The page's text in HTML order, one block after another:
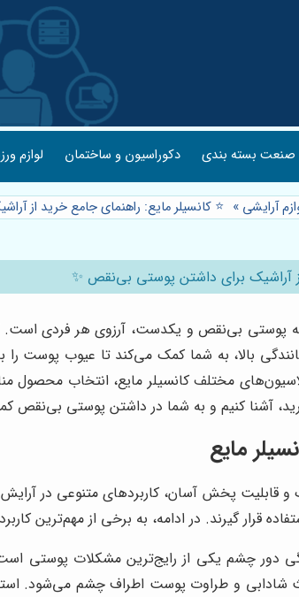
صنعت بسته بندی دکوراسیون و ساختمان لوازم
آرایشی » ⭐️ کانسیلر مایع: راهنمای جامع خرید از
آراشیک برای داشتن پوستی بی‌نقص ✨
پوستی بی‌نقص و یکدست، آرزوی هر فردی است.
بالا، به شما کمک می‌کند تا عیوب پوست را
مختلف کانسیلر مایع، انتخاب محصول
آشنا کنیم و به شما در داشتن پوستی بی‌نقص
مایع
و قابلیت پخش آسان، کاربردهای متنوعی در
قرار گیرند. در ادامه، به برخی از مهم‌ترین
دور چشم یکی از رایج‌ترین مشکلات پوستی
شادابی و طراوت پوست اطراف چشم می‌شود.